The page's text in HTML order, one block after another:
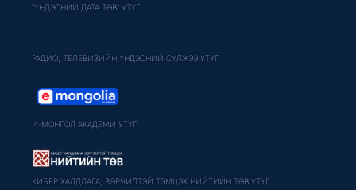
"ҮНДЭСНИЙ ДАТА ТӨВ" УТҮГ
РАДИО, ТЕЛЕВИЗИЙН ҮНДЭСНИЙ СҮЛЖЭЭ УТҮГ
И-МОНГОЛ АКАДЕМИ УТҮГ
КИБЕР ХАЛДЛАГА, ЗӨРЧИЛТЭЙ ТЭМЦЭХ НИЙТИЙН ТӨВ УТҮГ